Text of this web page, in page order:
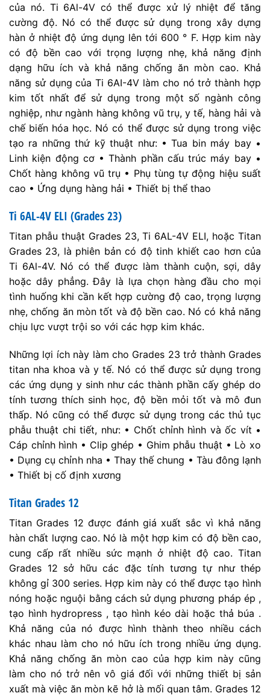
của nó. Ti 6Al-4V có thể được xử lý nhiệt để tăng
cường độ. Nó có thể được sử dụng trong xây dựng
hàn ở nhiệt độ ứng dụng lên tới 600 ° F. Hợp kim này
có độ bền cao với trọng lượng nhẹ, khả năng định
dạng hữu ích và khả năng chống ăn mòn cao. Khả
năng sử dụng của Ti 6AI-4V làm cho nó trở thành hợp
kim tốt nhất để sử dụng trong một số ngành công
nghiệp, như ngành hàng không vũ trụ, y tế, hàng hải và
chế biến hóa học. Nó có thể được sử dụng trong việc
tạo ra những thứ kỹ thuật như: • Tua bin máy bay •
Linh kiện động cơ • Thành phần cấu trúc máy bay •
Chốt hàng không vũ trụ • Phụ tùng tự động hiệu suất
cao • Ứng dụng hàng hải • Thiết bị thể thao
Ti 6AL-4V ELI (Grades 23)
Titan phẫu thuật Grades 23, Ti 6AL-4V ELI, hoặc Titan
Grades 23, là phiên bản có độ tinh khiết cao hơn của
Ti 6Al-4V. Nó có thể được làm thành cuộn, sợi, dây
hoặc dây phẳng. Đây là lựa chọn hàng đầu cho mọi
tình huống khi cần kết hợp cường độ cao, trọng lượng
nhẹ, chống ăn mòn tốt và độ bền cao. Nó có khả năng
chịu lực vượt trội so với các hợp kim khác.
Những lợi ích này làm cho Grades 23 trở thành Grades
titan nha khoa và y tế. Nó có thể được sử dụng trong
các ứng dụng y sinh như các thành phần cấy ghép do
tính tương thích sinh học, độ bền mỏi tốt và mô đun
thấp. Nó cũng có thể được sử dụng trong các thủ tục
phẫu thuật chi tiết, như: • Chốt chỉnh hình và ốc vít •
Cáp chỉnh hình • Clip ghép • Ghim phẫu thuật • Lò xo
• Dụng cụ chỉnh nha • Thay thế chung • Tàu đông lạnh
• Thiết bị cố định xương
Titan Grades 12
Titan Grades 12 được đánh giá xuất sắc vì khả năng
hàn chất lượng cao. Nó là một hợp kim có độ bền cao,
cung cấp rất nhiều sức mạnh ở nhiệt độ cao. Titan
Grades 12 sở hữu các đặc tính tương tự như thép
không gỉ 300 series. Hợp kim này có thể được tạo hình
nóng hoặc nguội bằng cách sử dụng phương pháp ép ,
tạo hình hydropress , tạo hình kéo dài hoặc thả búa .
Khả năng của nó được hình thành theo nhiều cách
khác nhau làm cho nó hữu ích trong nhiều ứng dụng.
Khả năng chống ăn mòn cao của hợp kim này cũng
làm cho nó trở nên vô giá đối với những thiết bị sản
xuất mà việc ăn mòn kẽ hở là mối quan tâm. Grades 12